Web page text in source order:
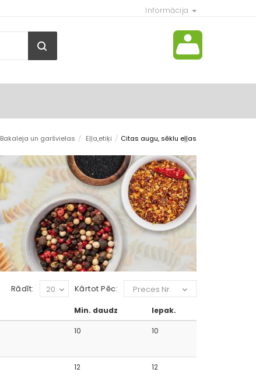
Informācija
Bakaleja un garšvielas / Eļļa,etiķi / Citas augu, sēklu eļļas
Kārtot Pēc: Preces Nr.
Rādīt: 20
Min. daudz Iepak.
10 10
12 12